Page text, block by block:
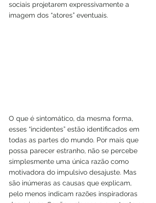
sociais projetarem expressivamente a
imagem dos “atores” eventuais.
O que é sintomático, da mesma forma,
esses “incidentes” estão identificados em
todas as partes do mundo. Por mais que
possa parecer estranho, não se percebe
simplesmente uma única razão como
motivadora do impulsivo desajuste. Mas
são inúmeras as causas que explicam,
pelo menos indicam razões inspiradoras